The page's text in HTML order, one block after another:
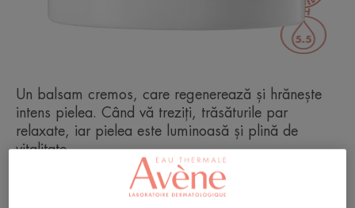
Un balsam cremos, care regenerează și hrănește
intens pielea. Când vă treziți, trăsăturile par
relaxate, iar pielea este luminoasă și plină de
vitalitate.
Combinație de ingrediente active anti-îmbătrânire,